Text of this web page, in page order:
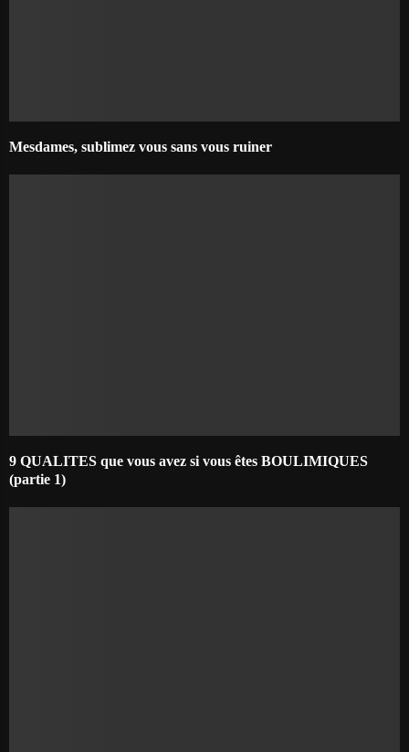
Mesdames, sublimez vous sans vous ruiner
9 QUALITES que vous avez si vous êtes BOULIMIQUES
(partie 1)